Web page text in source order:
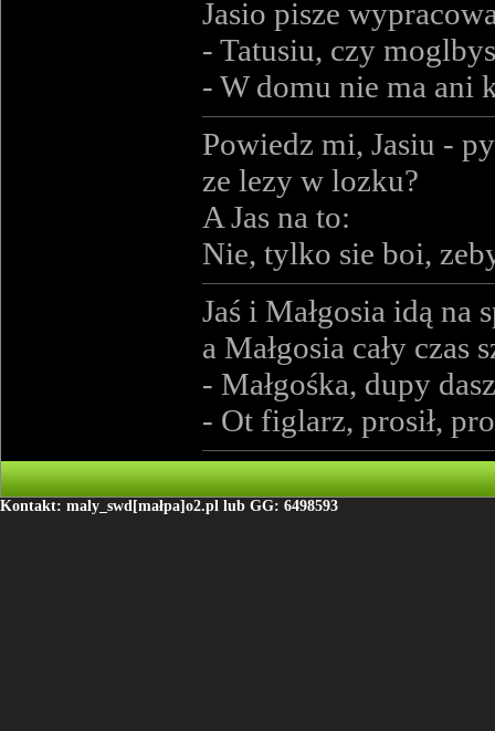
Jasio pisze
- Tatusiu, czy
- W domu nie ma ani
Powiedz mi, Jasiu -
ze lezy w lozku?
A Jas na to:
Nie, tylko sie boi,
Jaś i Małgosia idą na
a Małgosia cały
- Małgośka, dupy
- Ot figlarz, prosił,
Kontakt: maly_swd[małpa]o2.pl lub GG: 6498593